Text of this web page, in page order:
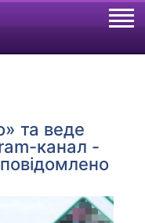
та веде
канал -